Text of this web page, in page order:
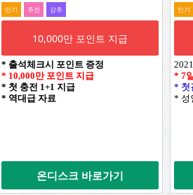
인기 추전 강추
10,000만 포인트 지급
* 출석체크시 포인트 증정
* 10,000만 포인트 지급
* 첫 충전 1+1 지급
* 역대급 자료
온디스크 바로가기
인기
* 7
* 첫
* 성